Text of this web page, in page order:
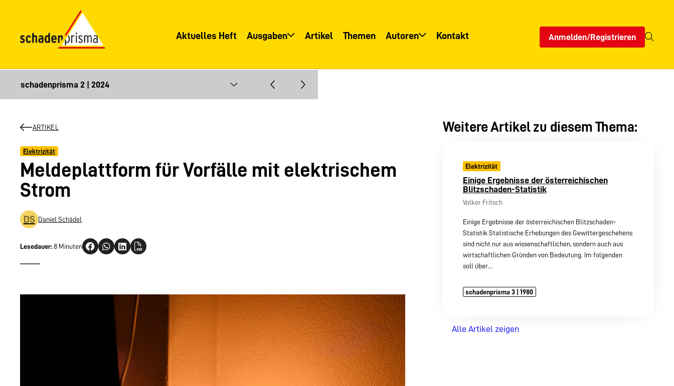
Aktuelles Heft Ausgaben
Informationsservice
Artikel Themen Autoren Kontakt Anmelden/Registrieren
ARTIKEL
Elektrizität
Meldeplattform für Vorfälle mit elektrischem
Strom
DS Daniel Schädel
Lesedauer: 8 Minuten
Weitere Artikel zu diesem Thema:
Elektrizität
Einige Ergebnisse der österreichischen
Blitzschaden-Statistik
Volker Fritsch
Einige Ergebnisse der österreichischen Blitzschaden-
Statistik Statistische Erhebungen des Gewittergeschehens
sind nicht nur aus wissenschaftlichen, sondern auch aus
wirtschaftlichen Gründen von Bedeutung. Im folgenden
soll über…
schadenprisma 3 | 1980
Alle Artikel zeigen